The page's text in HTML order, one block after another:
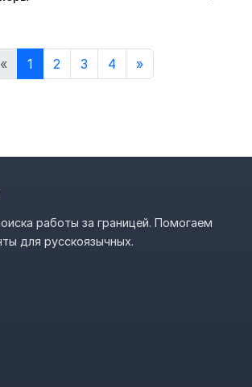
« 1 2 3 4 »
работы за границей. Помогаем
для русскоязычных.